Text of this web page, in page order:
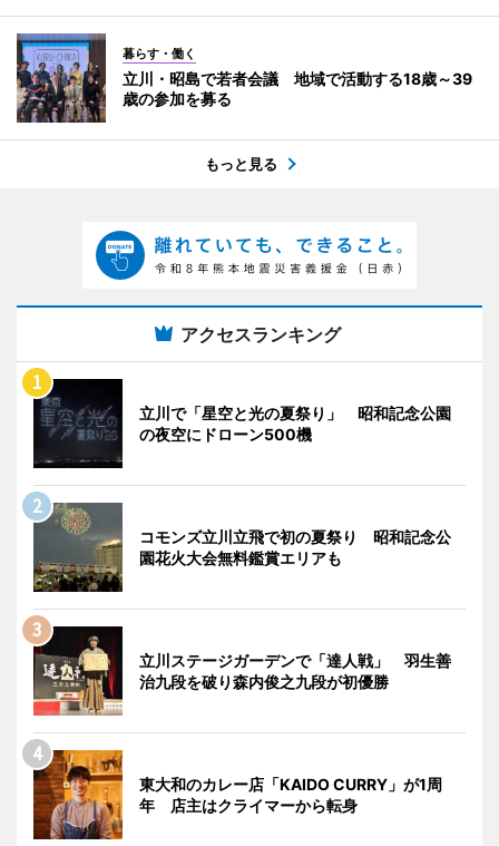
暮らす・働く
立川・昭島で若者会議 地域で活動する18歳～39
歳の参加を募る
もっと見る
アクセスランキング
立川で「星空と光の夏祭り」 昭和記念公園
の夜空にドローン500機
コモンズ立川立飛で初の夏祭り 昭和記念公
園花火大会無料鑑賞エリアも
立川ステージガーデンで「達人戦」 羽生善
治九段を破り森内俊之九段が初優勝
東大和のカレー店「KAIDO CURRY」が1周
年 店主はクライマーから転身